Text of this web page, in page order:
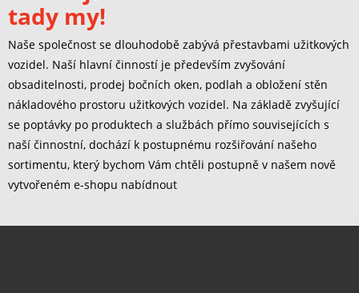
tady my!
Naše společnost se dlouhodobě zabývá přestavbami užitkových
vozidel. Naší hlavní činností je především zvyšování
obsaditelnosti, prodej bočních oken, podlah a obložení stěn
nákladového prostoru užitkových vozidel. Na základě zvyšující
se poptávky po produktech a službách přímo souvisejících s
naší činnostní, dochází k postupnému rozšiřování našeho
sortimentu, který bychom Vám chtěli postupně v našem nově
vytvořeném e-shopu nabídnout